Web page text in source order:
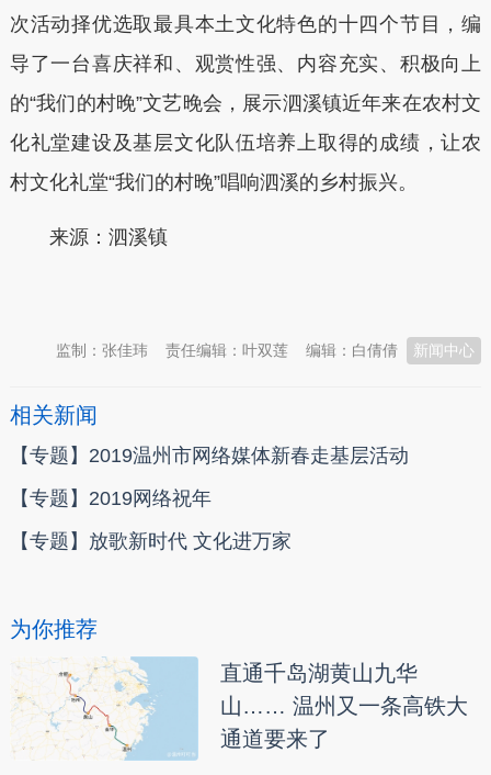
次活动择优选取最具本土文化特色的十四个节目，编
导了一台喜庆祥和、观赏性强、内容充实、积极向上
的“我们的村晚”文艺晚会，展示泗溪镇近年来在农村文
化礼堂建设及基层文化队伍培养上取得的成绩，让农
村文化礼堂“我们的村晚”唱响泗溪的乡村振兴。
来源：泗溪镇
新闻中心
编辑：白倩倩
责任编辑：叶双莲
监制：张佳玮
相关新闻
【专题】2019温州市网络媒体新春走基层活动
【专题】2019网络祝年
【专题】放歌新时代 文化进万家
为你推荐
直通千岛湖黄山九华
山…… 温州又一条高铁大
通道要来了